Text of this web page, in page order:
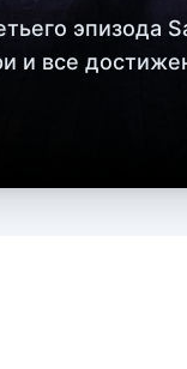
эпизода
и все